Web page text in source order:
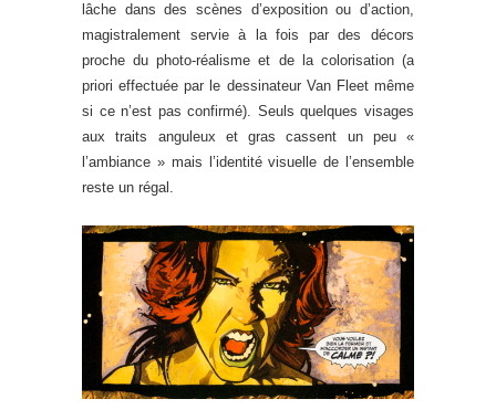
lâche dans des scènes d’exposition ou d’action,
magistralement servie à la fois par des décors
proche du photo-réalisme et de la colorisation (a
priori effectuée par le dessinateur Van Fleet même
si ce n’est pas confirmé). Seuls quelques visages
aux traits anguleux et gras cassent un peu «
l’ambiance » mais l’identité visuelle de l’ensemble
reste un régal.